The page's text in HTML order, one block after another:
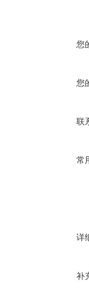
您
您
联
常
详
补